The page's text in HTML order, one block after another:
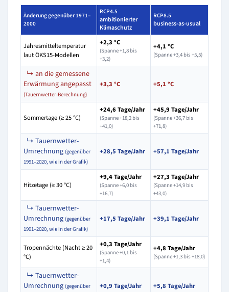
Änderung gegenüber 1971–
2000
RCP4.5
ambitionierter
Klimaschutz
RCP8.5
business-as-usual
Jahresmitteltemperatur
laut ÖKS15-Modellen
+2,3 °C
(Spanne +1,8 bis
+3,2)
+4,1 °C
(Spanne +3,4 bis +5,5)
↳ an die gemessene
Erwärmung angepasst
(Tauernwetter-Berechnung)
+3,3 °C +5,1 °C
Sommertage (≥ 25 °C)
+24,6 Tage/Jahr
(Spanne +18,2 bis
+41,0)
+45,9 Tage/Jahr
(Spanne +36,7 bis
+71,8)
↳ Tauernwetter-
Umrechnung (gegenüber
1991–2020, wie in der Grafik)
+28,5 Tage/Jahr +57,1 Tage/Jahr
Hitzetage (≥ 30 °C)
+9,4 Tage/Jahr
(Spanne +6,0 bis
+16,7)
+27,3 Tage/Jahr
(Spanne +14,9 bis
+43,0)
↳ Tauernwetter-
Umrechnung (gegenüber
1991–2020, wie in der Grafik)
+17,5 Tage/Jahr +39,1 Tage/Jahr
Tropennächte (Nacht ≥ 20
°C)
+0,3 Tage/Jahr
(Spanne +0,1 bis
+1,4)
+4,8 Tage/Jahr
(Spanne +1,3 bis +18,0)
↳ Tauernwetter-
Umrechnung (gegenüber
+0,9 Tage/Jahr +5,8 Tage/Jahr